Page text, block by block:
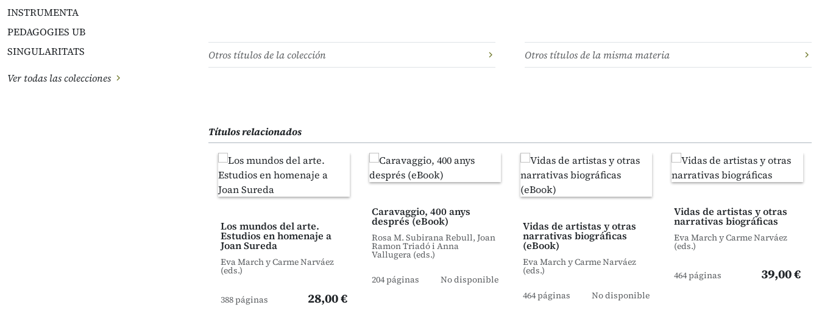
INSTRUMENTA
PEDAGOGIES UB
SINGULARITATS
Ver todas las colecciones
Otros títulos de la colección Otros títulos de la misma materia
Títulos relacionados
Los mundos del arte.
Estudios en homenaje a
Joan Sureda
Eva March y Carme Narváez
(eds.)
388 páginas 28,00 €
Caravaggio, 400 anys
després (eBook)
Rosa M. Subirana Rebull, Joan
Ramon Triadó i Anna
Vallugera (eds.)
204 páginas No disponible
Vidas de artistas y otras
narrativas biográficas
(eBook)
Eva March y Carme Narváez
(eds.)
464 páginas No disponible
Vidas de artistas y otras
narrativas biográficas
Eva March y Carme Narváez
(eds.)
464 páginas 39,00 €